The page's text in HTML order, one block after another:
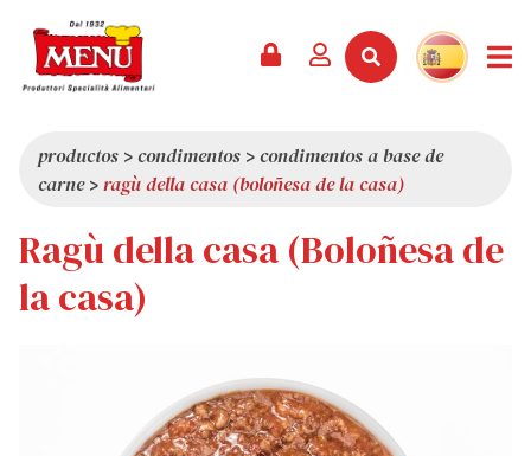
CATÁLOGO
SERVICIOS
ÚLTIMAS NOVEDADES
PREMIOS
RESEÑA DE LA PRENSA
QUIÉNES SOMOS
CALIDAD
VALORES
CURIOSIDADES
SHOWROOM
productos >condimentos >condimentos a base de
carne>ragù della casa (boloñesa de la casa)
Ragù della casa (Boloñesa de
la casa)